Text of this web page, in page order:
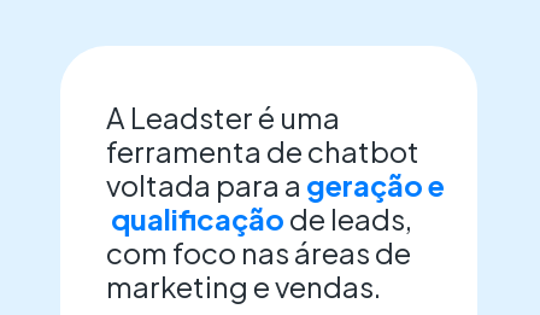
A Leadster é uma
ferramenta de chatbot
voltada para a geração e
qualificação de leads,
com foco nas áreas de
marketing e vendas.